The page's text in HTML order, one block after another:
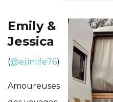
Emily &
Jessica
(@ej.inlife76)
Amoureuses